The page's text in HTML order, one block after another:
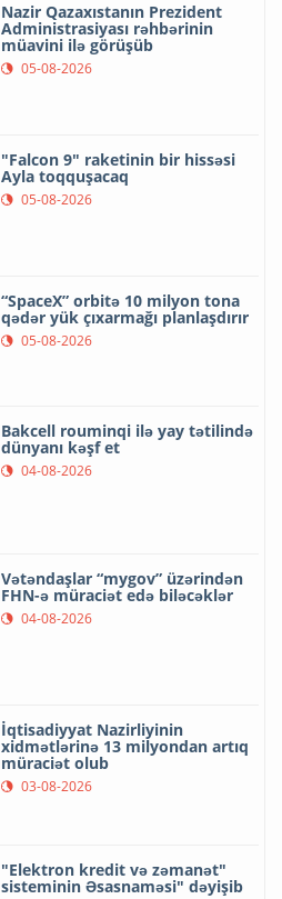
Nazir Qazaxıstanın Prezident
Administrasiyası rəhbərinin
müavini ilə görüşüb
05-08-2026
"Falcon 9" raketinin bir hissəsi
Ayla toqquşacaq
05-08-2026
“SpaceX” orbitə 10 milyon tona
qədər yük çıxarmağı planlaşdırır
05-08-2026
Bakcell rouminqi ilə yay tətilində
dünyanı kəşf et
04-08-2026
Vətəndaşlar “mygov” üzərindən
FHN-ə müraciət edə biləcəklər
04-08-2026
İqtisadiyyat Nazirliyinin
xidmətlərinə 13 milyondan artıq
müraciət olub
03-08-2026
"Elektron kredit və zəmanət"
sisteminin Əsasnaməsi" dəyişib